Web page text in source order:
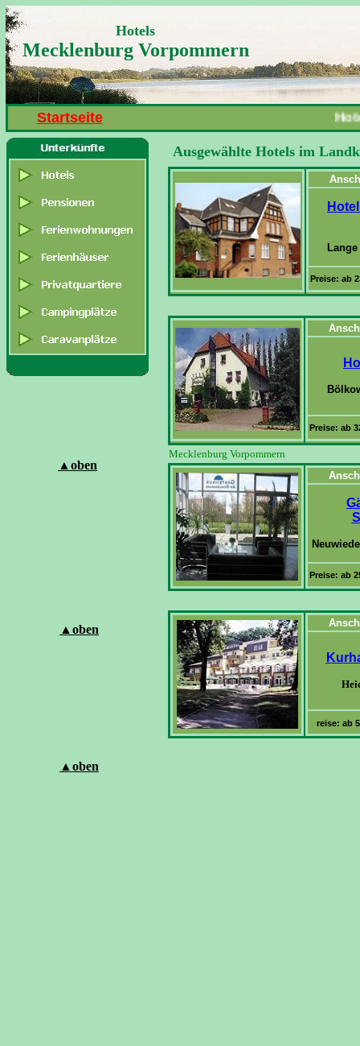
Hotels
Mecklenburg Vorpommern
Startseite
▲ oben
▲ oben
▲ oben
Ausgewählte Hotels im
Preise: ab
Preise: ab
Mecklenburg Vorpommern
Preise: ab
reise: ab